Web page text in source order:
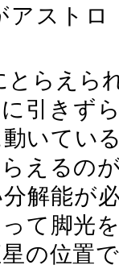
アストロ
とらえら
引きず
いてい
えるの
解能が
て脚光
の位置